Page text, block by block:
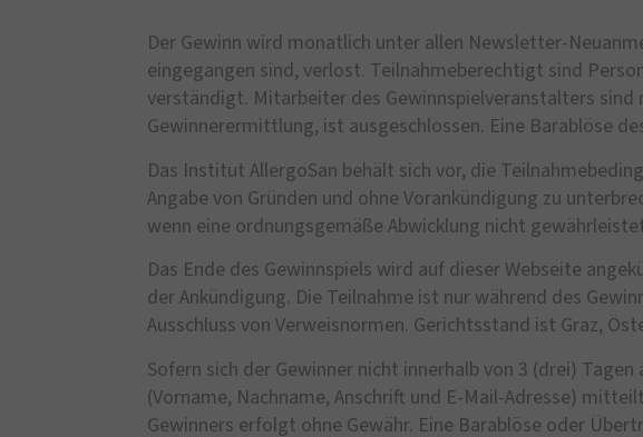
Der Gewinn wird monatlich unter allen Newsletter-
eingegangen sind, verlost. Teilnahmeberechtigt sind
verständigt. Mitarbeiter des Gewinnspielveranstalters
Gewinnerermittlung, ist ausgeschlossen. Eine Barablöse
Das Institut AllergoSan behält sich vor, die
Angabe von Gründen und ohne Vorankündigung zu
wenn eine ordnungsgemäße Abwicklung nicht
Das Ende des Gewinnspiels wird auf dieser Webseite
der Ankündigung. Die Teilnahme ist nur während des
Ausschluss von Verweisnormen. Gerichtsstand ist Graz,
Sofern sich der Gewinner nicht innerhalb von 3 (drei)
(Vorname, Nachname, Anschrift und E-Mail-Adresse)
Gewinners erfolgt ohne Gewähr. Eine Barablöse oder